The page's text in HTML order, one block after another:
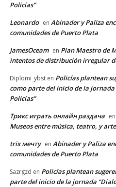
Policías”
Leonardo en Abinader y Paliza
comunidades de Puerto Plata
JamesOceam en Plan Maestro de
intentos de distribución irregular
Diplomi_ybst en Policías plantean
como parte del inicio de la jornada
Policías”
Трикс играть онлайн раздача en
Museos entre música, teatro, y
trix мечту en Abinader y Paliza
comunidades de Puerto Plata
Sazrgzd en Policías plantean
parte del inicio de la jornada